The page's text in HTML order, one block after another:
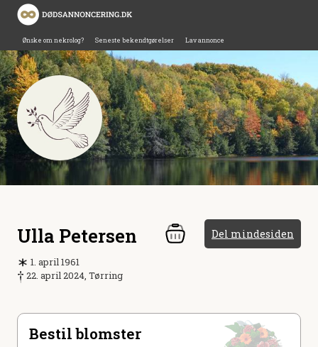
Ønske om nekrolog? Seneste bekendtgørelser Lav annonce
Ulla Petersen Del mindesiden
1. april 1961
22. april 2024, Tørring
Bestil blomster